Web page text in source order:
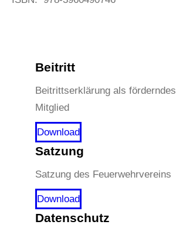
Beitritt
Beitrittserklärung als förderndes
Mitglied
Download
Satzung
Satzung des Feuerwehrvereins
Download
Datenschutz